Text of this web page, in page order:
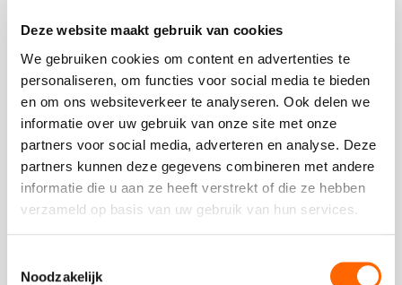
Deze website maakt gebruik van cookies
We gebruiken cookies om content en advertenties te
personaliseren, om functies voor social media te bieden
en om ons websiteverkeer te analyseren. Ook delen we
informatie over uw gebruik van onze site met onze
partners voor social media, adverteren en analyse. Deze
partners kunnen deze gegevens combineren met andere
informatie die u aan ze heeft verstrekt of die ze hebben
verzameld op basis van uw gebruik van hun services.
Noodzakelijk
Vergelijkbare uitjes
Bekijk
Oude
binnenstad
Bekijk
Oude
binnenstad